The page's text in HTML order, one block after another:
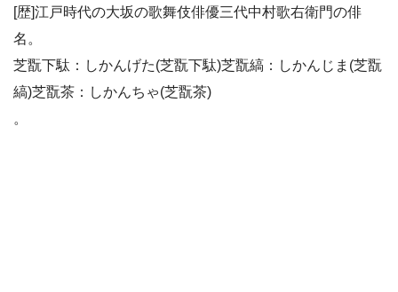
[歴]江戸時代の大坂の歌舞伎俳優三代中村歌右衛門の俳
名。
芝翫下駄：しかんげた(芝翫下駄)芝翫縞：しかんじま(芝翫
縞)芝翫茶：しかんちゃ(芝翫茶)
。